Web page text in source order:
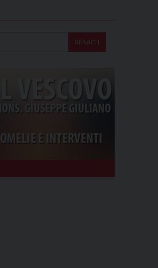
SEARCH